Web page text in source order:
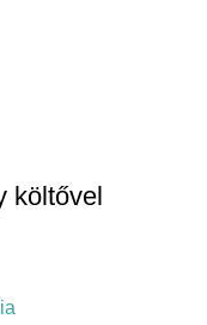
költővel